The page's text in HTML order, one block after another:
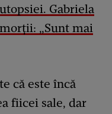
Gabriela
„Sunt mai
că este încă
fiicei sale, dar